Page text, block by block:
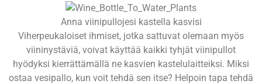
Anna viinipullojesi kastella kasvisi
Viherpeukaloiset ihmiset, jotka sattuvat olemaan myös
viininystäviä, voivat käyttää kaikki tyhjät viinipullot
hyödyksi kierrättämällä ne kasvien kastelulaitteiksi. Miksi
ostaa vesipallo, kun voit tehdä sen itse? Helpoin tapa tehdä